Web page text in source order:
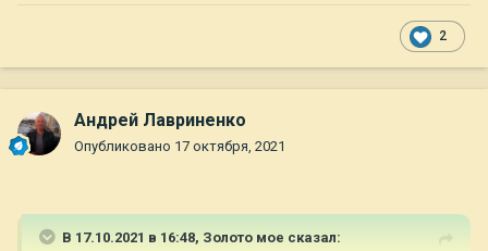
Левемир называется. Самое главное- началась
пенсионеров, это существенно.
Вот как то так , общими словами.
Что касается Голдена.
2
Андрей Лавриненко
Опубликовано 17 октября, 2021
В 17.10.2021 в 16:48, Золото мое сказал: